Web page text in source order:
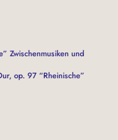
Zwischenmusiken und
op. 97 “Rheinische”